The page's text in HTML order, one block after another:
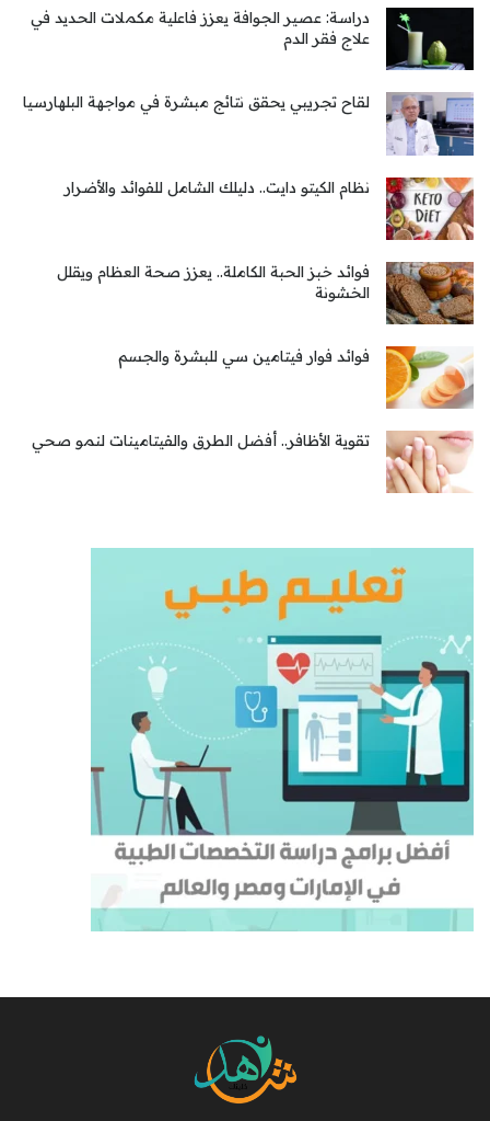
دراسة: عصير الجوافة يعزز فاعلية مكملات الحديد في
علاج فقر الدم
لقاح تجريبي يحقق نتائج مبشرة في مواجهة البلهارسيا
نظام الكيتو دايت.. دليلك الشامل للفوائد والأضرار
فوائد خبز الحبة الكاملة.. يعزز صحة العظام ويقلل
الخشونة
فوائد فوار فيتامين سي للبشرة والجسم
تقوية الأظافر.. أفضل الطرق والفيتامينات لنمو صحي